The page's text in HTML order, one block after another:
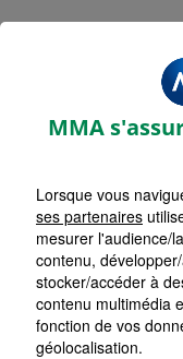
Assurance
Assurance Saône-et-
MMA
Lorsque vous
ses partenaires
mesurer l'audience/
contenu,
stocker/accéder à
contenu multimédia
fonction de vos
géolocalisation.